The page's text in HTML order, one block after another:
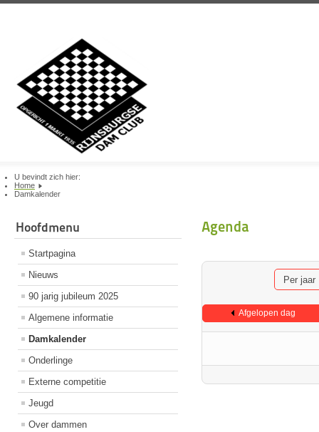
U bevindt zich hier:
Home
Damkalender
Hoofdmenu
Startpagina
Nieuws
90 jarig jubileum 2025
Algemene informatie
Damkalender
Onderlinge
Externe competitie
Jeugd
Over dammen
Agenda
Per jaar
Afgelopen dag